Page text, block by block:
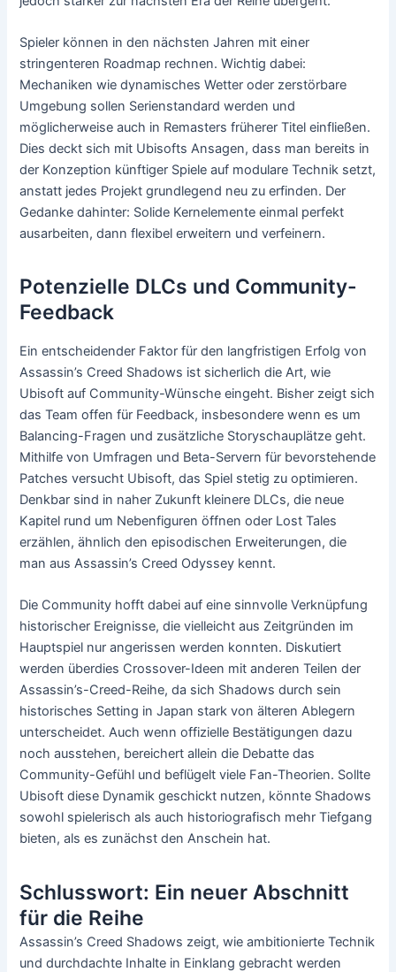
Spieler können in den nächsten Jahren mit einer
stringenteren Roadmap rechnen. Wichtig dabei:
Mechaniken wie dynamisches Wetter oder zerstörbare
Umgebung sollen Serienstandard werden und
möglicherweise auch in Remasters früherer Titel einfließen.
Dies deckt sich mit Ubisofts Ansagen, dass man bereits in
der Konzeption künftiger Spiele auf modulare Technik setzt,
anstatt jedes Projekt grundlegend neu zu erfinden. Der
Gedanke dahinter: Solide Kernelemente einmal perfekt
ausarbeiten, dann flexibel erweitern und verfeinern.
Potenzielle DLCs und Community-
Feedback
Ein entscheidender Faktor für den langfristigen Erfolg von
Assassin’s Creed Shadows ist sicherlich die Art, wie
Ubisoft auf Community-Wünsche eingeht. Bisher zeigt sich
das Team offen für Feedback, insbesondere wenn es um
Balancing-Fragen und zusätzliche Storyschauplätze geht.
Mithilfe von Umfragen und Beta-Servern für bevorstehende
Patches versucht Ubisoft, das Spiel stetig zu optimieren.
Denkbar sind in naher Zukunft kleinere DLCs, die neue
Kapitel rund um Nebenfiguren öffnen oder Lost Tales
erzählen, ähnlich den episodischen Erweiterungen, die
man aus Assassin’s Creed Odyssey kennt.
Die Community hofft dabei auf eine sinnvolle Verknüpfung
historischer Ereignisse, die vielleicht aus Zeitgründen im
Hauptspiel nur angerissen werden konnten. Diskutiert
werden überdies Crossover-Ideen mit anderen Teilen der
Assassin’s-Creed-Reihe, da sich Shadows durch sein
historisches Setting in Japan stark von älteren Ablegern
unterscheidet. Auch wenn offizielle Bestätigungen dazu
noch ausstehen, bereichert allein die Debatte das
Community-Gefühl und beflügelt viele Fan-Theorien. Sollte
Ubisoft diese Dynamik geschickt nutzen, könnte Shadows
sowohl spielerisch als auch historiografisch mehr Tiefgang
bieten, als es zunächst den Anschein hat.
Schlusswort: Ein neuer Abschnitt
für die Reihe
Assassin’s Creed Shadows zeigt, wie ambitionierte Technik
und durchdachte Inhalte in Einklang gebracht werden